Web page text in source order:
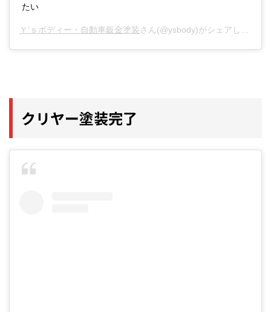
たい
Ｙ’ｓボディー・自動車鈑金塗装さん(@ysbody)がシェアした投稿 -
クリヤー塗装完了